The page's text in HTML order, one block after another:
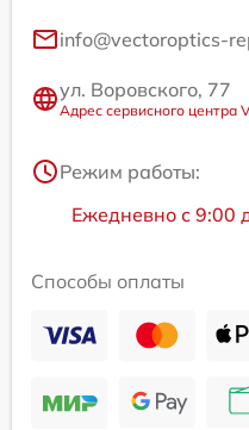
info@vectoroptics-
ул. Воровского, 77
Адрес сервисного центра
Режим работы:
Ежедневно с 9:00
Способы оплаты